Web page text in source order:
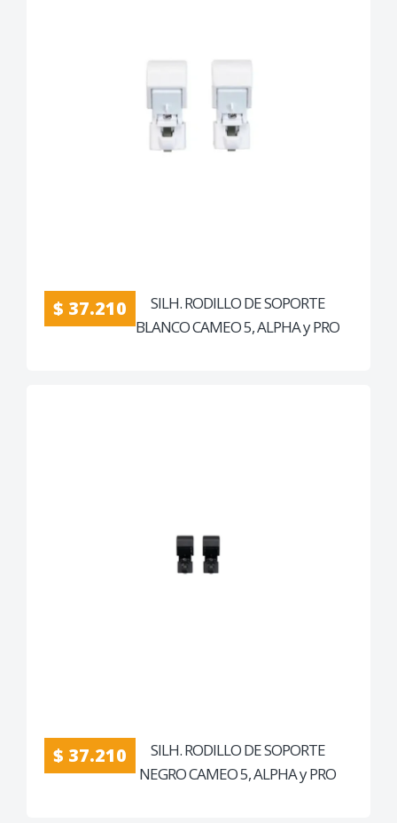
$ 37.210
SILH. RODILLO DE SOPORTE
BLANCO CAMEO 5, ALPHA y PRO
$ 37.210
SILH. RODILLO DE SOPORTE
NEGRO CAMEO 5, ALPHA y PRO